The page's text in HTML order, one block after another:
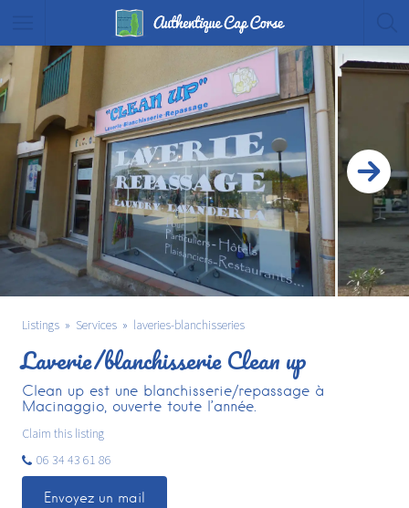
Listings Services laveries-blanchisseries
Laverie/blanchisserie Clean up
Clean up est une blanchisserie/repassage à
Macinaggio, ouverte toute l’année.
Claim this listing
06 34 43 61 86
Envoyez un mail